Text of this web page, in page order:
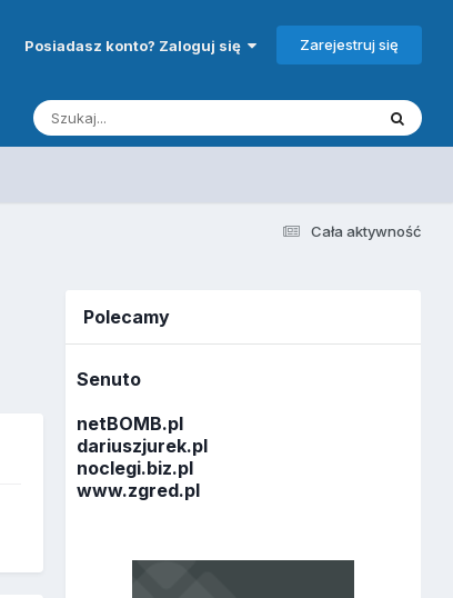
Posiadasz konto? Zaloguj się Zarejestruj się
Cała aktywność
Polecamy
Senuto
netBOMB.pl
dariuszjurek.pl
noclegi.biz.pl
www.zgred.pl